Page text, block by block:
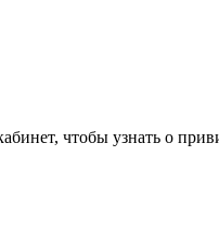
чтобы узнать о